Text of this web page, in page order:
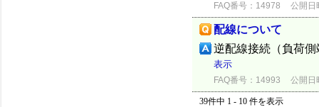
FAQ番号：14978 公開日
配線について
逆配線接続（負荷
表示
FAQ番号：14993 公開日
39件中 1 - 10 件を表示